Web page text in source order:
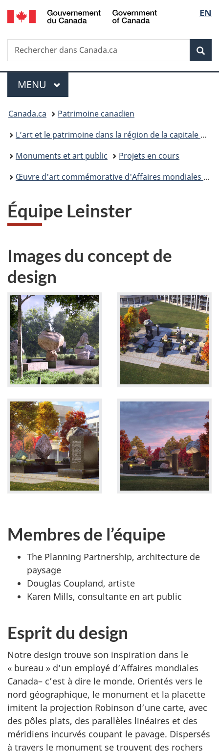
Passer
au
principal
Passer
à
Au
du
Passer
à
version
simplifiée
de
la
EN
Recherche
Rechercher
dans
Menu
MENU PRINCIPAL
Vous
êtes
ici :
Canada.ca
Patrimoine canadien
L’art et le patrimoine dans la région de la capitale du Canada
Monuments et art public
Projets en cours
Œuvre d'art commémorative d'Affaires mondiales Canada
Équipe Leinster
Images du concept de
design
Membres de l’équipe
The Planning Partnership, architecture de
paysage
Douglas Coupland, artiste
Karen Mills, consultante en art public
Esprit du design
Notre design trouve son inspiration dans le
« bureau » d’un employé d’Affaires mondiales
Canada– c’est à dire le monde. Orientés vers le
nord géographique, le monument et la placette
imitent la projection Robinson d’une carte, avec
des pôles plats, des parallèles linéaires et des
méridiens incurvés coupant le pavage. Dispersés
à travers le monument se trouvent des rochers